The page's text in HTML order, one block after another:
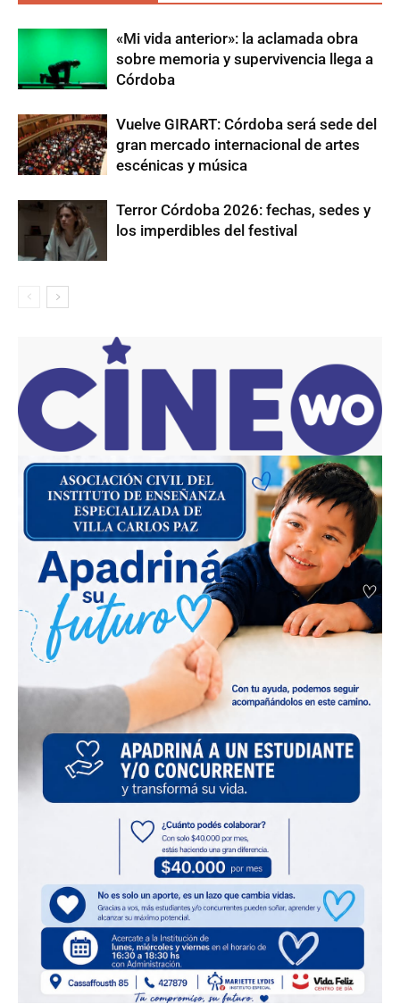
«Mi vida anterior»: la aclamada obra
sobre memoria y supervivencia llega a
Córdoba
Vuelve GIRART: Córdoba será sede del
gran mercado internacional de artes
escénicas y música
Terror Córdoba 2026: fechas, sedes y
los imperdibles del festival